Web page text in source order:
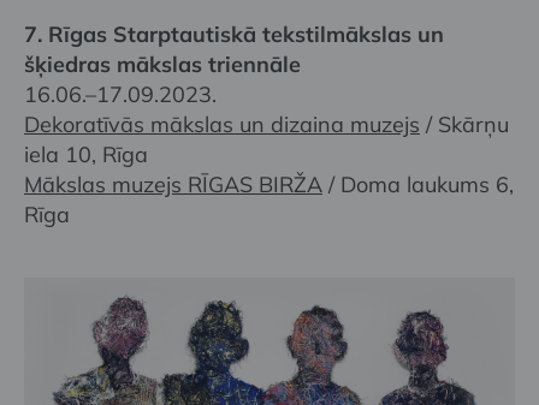
7. Rīgas Starptautiskā tekstilmākslas un
šķiedras mākslas triennāle
16.06.–17.09.2023.
Dekoratīvās mākslas un dizaina muzejs / Skārņu
iela 10, Rīga
Mākslas muzejs RĪGAS BIRŽA / Doma laukums 6,
Rīga